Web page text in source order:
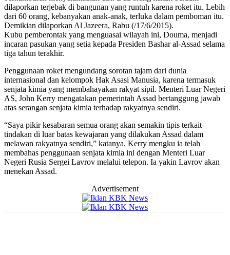
dilaporkan terjebak di bangunan yang runtuh karena roket itu. Lebih
dari 60 orang, kebanyakan anak-anak, terluka dalam pemboman itu.
Demikian dilaporkan Al Jazeera, Rabu (/17/6/2015).
Kubu pemberontak yang menguasai wilayah ini, Douma, menjadi
incaran pasukan yang setia kepada Presiden Bashar al-Assad selama
tiga tahun terakhir.
Penggunaan roket mengundang sorotan tajam dari dunia
internasional dan kelompok Hak Asasi Manusia, karena termasuk
senjata kimia yang membahayakan rakyat sipil. Menteri Luar Negeri
AS, John Kerry mengatakan pemerintah Assad bertanggung jawab
atas serangan senjata kimia terhadap rakyatnya sendiri.
“Saya pikir kesabaran semua orang akan semakin tipis terkait
tindakan di luar batas kewajaran yang dilakukan Assad dalam
melawan rakyatnya sendiri,” katanya. Kerry mengku ia telah
membahas penggunaan senjata kimia ini dengan Menteri Luar
Negeri Rusia Sergei Lavrov melalui telepon. Ia yakin Lavrov akan
menekan Assad.
Advertisement